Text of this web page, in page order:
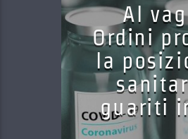
Al
Ordini
la
guariti